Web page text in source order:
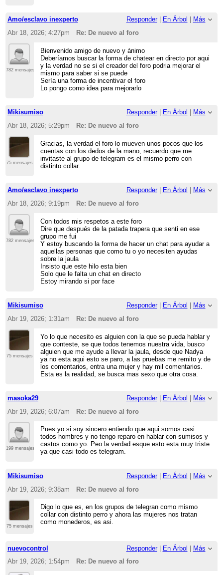
Amo/esclavo inexperto Responder| En Árbol
Más
Abr 18, 2026; 4:27pm
Re: De nuevo al foro
782 mensajes
Bienvenido amigo de nuevo y ánimo
Deberíamos buscar la forma de chatear en directo por aqui
y la verdad no se si el creador del foro podria mejorar el
mismo para saber si se puede
Sería una forma de incentivar el foro
Lo pongo como idea para mejorarlo
Mikisumiso Responder| En Árbol
Más
Abr 18, 2026; 5:29pm
Re: De nuevo al foro
75 mensajes
Gracias, la verdad el foro lo mueven unos pocos que los
cuentas con los dedos de la mano, recuerdo que me
invitaste al grupo de telegram es el mismo perro con
distinto collar.
Amo/esclavo inexperto Responder| En Árbol
Más
Abr 18, 2026; 9:19pm
Re: De nuevo al foro
782 mensajes
Con todos mis respetos a este foro
Dire que después de la patada trapera que senti en ese
grupo me fui
Y estoy buscando la forma de hacer un chat para ayudar a
aquellas personas que como tu o yo necesiten ayudas
sobre la jaula
Insisto que este hilo esta bien
Solo que le falta un chat en directo
Estoy mirando si por face
Mikisumiso Responder| En Árbol
Más
Abr 19, 2026; 1:31am
Re: De nuevo al foro
75 mensajes
Yo lo que necesito es alguien con la que se pueda hablar y
que conteste, se que todos tenemos nuestra vida, busco
alguien que me ayude a llevar la jaula, desde que Nadya
ya no esta aqui esto se paro, a las pruebas me remito y de
los comentarios, entra una mujer y hay mil comentarios.
Esta es la realidad, se busca mas sexo que otra cosa.
masoka29 Responder| En Árbol
Más
Abr 19, 2026; 6:07am
Re: De nuevo al foro
199 mensajes
Pues yo si soy sincero entiendo que aqui somos casi
todos hombres y no tengo reparo en hablar con sumisos y
castos como yo. Peo la verdad esque esto esta muy triste
ya que casi todo es telegram.
Mikisumiso Responder| En Árbol | Más
Abr 19, 2026; 9:38am
Re: De nuevo al foro
75 mensajes
Digo lo que es, en los grupos de telegran como mismo
collar con distinto perro y ahora las mujeres nos tratan
como monederos, es asi.
nuevocontrol Responder| En Árbol | Más
Abr 19, 2026; 1:54pm
Re: De nuevo al foro